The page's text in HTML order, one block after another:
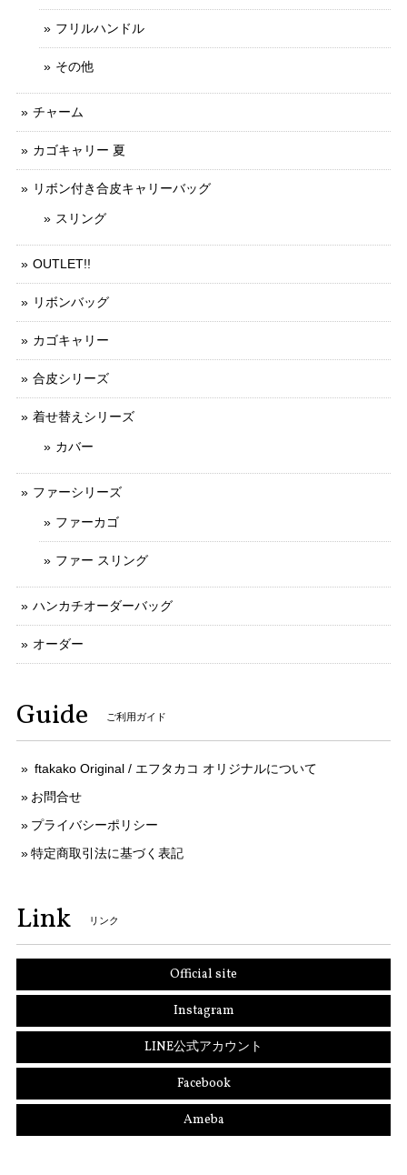
フリルハンドル
その他
チャーム
カゴキャリー 夏
リボン付き合皮キャリーバッグ
スリング
OUTLET!!
リボンバッグ
カゴキャリー
合皮シリーズ
着せ替えシリーズ
カバー
ファーシリーズ
ファーカゴ
ファー スリング
ハンカチオーダーバッグ
オーダー
Guide ご利用ガイド
ftakako Original / エフタカコ オリジナルについて
お問合せ
プライバシーポリシー
特定商取引法に基づく表記
Link リンク
Official site
Instagram
LINE公式アカウント
Facebook
Ameba